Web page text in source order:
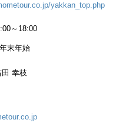
yakkan_top.php
～18:00
末年始
幸枝